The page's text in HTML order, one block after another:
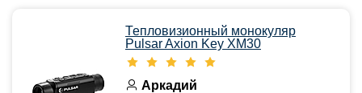
Тепловизионный монокуляр
Pulsar Axion Key XM30
Аркадий